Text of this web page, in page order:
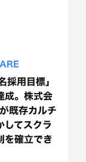
採用目標」
成。株式会
既存カルチ
してスクラ
を確立でき